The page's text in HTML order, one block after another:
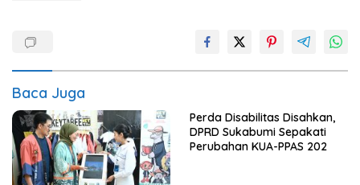
Baca Juga
Perda Disabilitas Disahkan,
DPRD Sukabumi Sepakati
Perubahan KUA-PPAS 202